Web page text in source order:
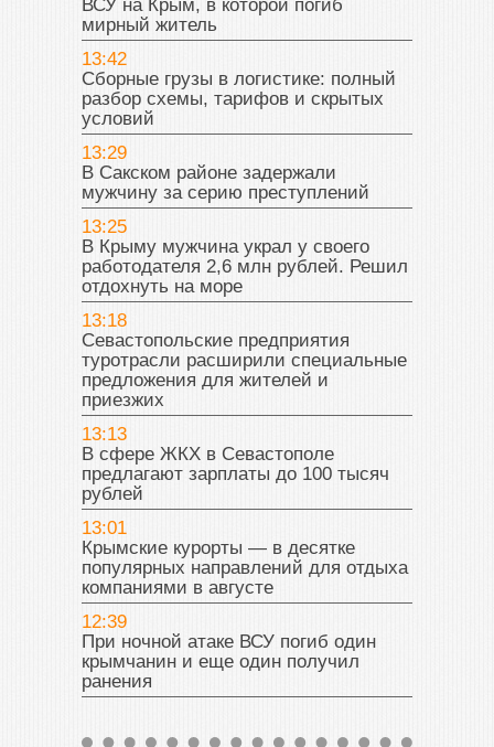
ВСУ на Крым, в которой погиб
мирный житель
13:42
Сборные грузы в логистике: полный
разбор схемы, тарифов и скрытых
условий
13:29
В Сакском районе задержали
мужчину за серию преступлений
13:25
В Крыму мужчина украл у своего
работодателя 2,6 млн рублей. Решил
отдохнуть на море
13:18
Севастопольские предприятия
туротрасли расширили специальные
предложения для жителей и
приезжих
13:13
В сфере ЖКХ в Севастополе
предлагают зарплаты до 100 тысяч
рублей
13:01
Крымские курорты — в десятке
популярных направлений для отдыха
компаниями в августе
12:39
При ночной атаке ВСУ погиб один
крымчанин и еще один получил
ранения